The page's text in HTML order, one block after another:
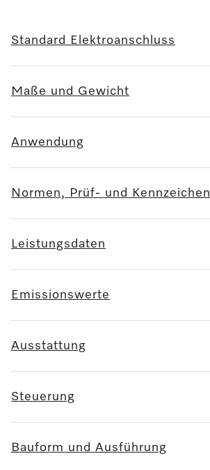
Standard Elektroanschluss
Maße und Gewicht
Anwendung
Normen, Prüf- und Kennzeichen
Leistungsdaten
Emissionswerte
Ausstattung
Steuerung
Bauform und Ausführung